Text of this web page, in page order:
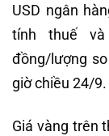
USD ngân
tính thuế
đồng/lượng
giờ chiều 24/9.
Giá vàng trên